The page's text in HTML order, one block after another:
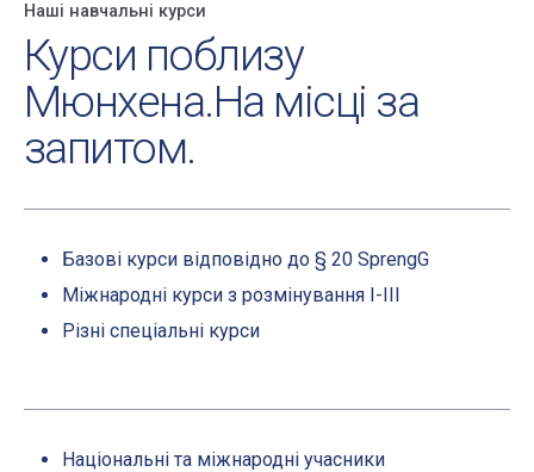
Наші навчальні курси
Курси поблизу
Мюнхена.На місці за
запитом.
Базові курси відповідно до § 20 SprengG
Міжнародні курси з розмінування I-III
Різні спеціальні курси
Національні та міжнародні учасники